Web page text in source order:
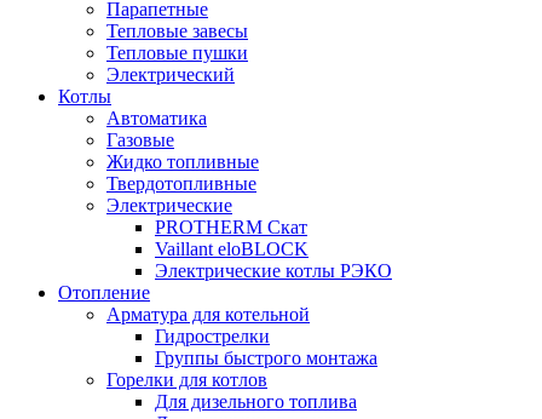
Парапетные
Тепловые завесы
Тепловые пушки
Электрический
Котлы
Автоматика
Газовые
Жидко топливные
Твердотопливные
Электрические
PROTHERM Скат
Vaillant eloBLOCK
Электрические котлы РЭКО
Отопление
Арматура для котельной
Гидрострелки
Группы быстрого монтажа
Горелки для котлов
Для дизельного топлива